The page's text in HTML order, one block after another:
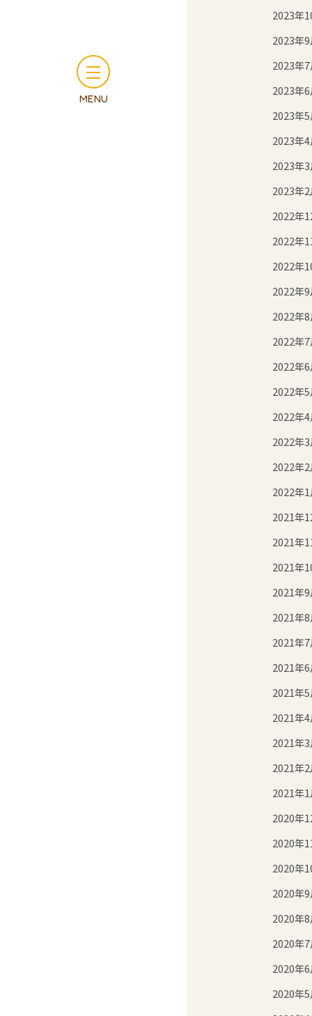
2023年
2023年9
2023年7
2023年6
2023年5
2023年4
2023年3
2023年2
2022年
2022年
2022年
2022年9
2022年8
2022年7
2022年6
2022年5
2022年4
2022年3
2022年2
2022年1
2021年
2021年
2021年
2021年9
2021年8
2021年7
2021年6
2021年5
2021年4
2021年3
2021年2
2021年1
2020年
2020年
2020年
2020年9
2020年8
2020年7
2020年6
2020年5